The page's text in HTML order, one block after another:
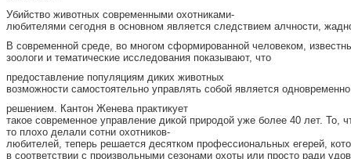
Убийство животных современными охотниками-
любителями сегодня в основном является следствием алчности,
В современной среде, во многом сформированной человеком,
зоологи и тематические исследования показывают, что
предоставление популяциям диких животных
возможности самостоятельно управлять собой является
решением. Кантон Женева практикует
такое современное управление дикой природой уже более 40 лет. То,
то плохо делали сотни охотников-
любителей, теперь решается десятком профессиональных егерей,
в соответствии с произвольными сезонами охоты или просто ради